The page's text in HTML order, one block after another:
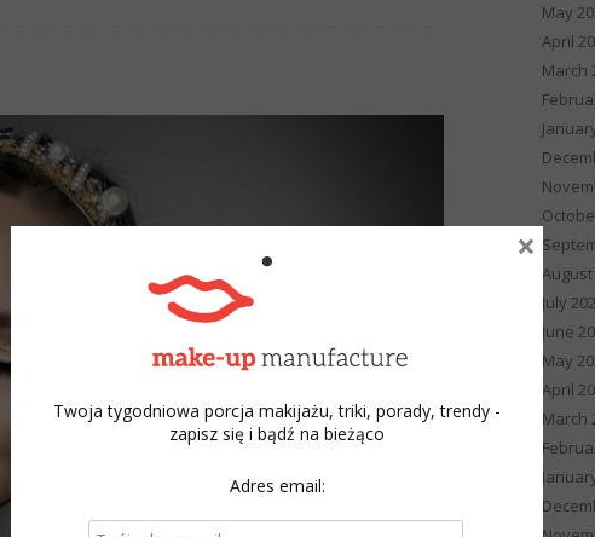
May
April
March
July
June
May
April
March
Twoja tygodniowa porcja makijażu, triki, porady, trendy -
zapisz się i bądź na bieżąco
Adres email:
×